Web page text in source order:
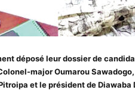
déposé leur dossier de
major Oumarou
et le président de